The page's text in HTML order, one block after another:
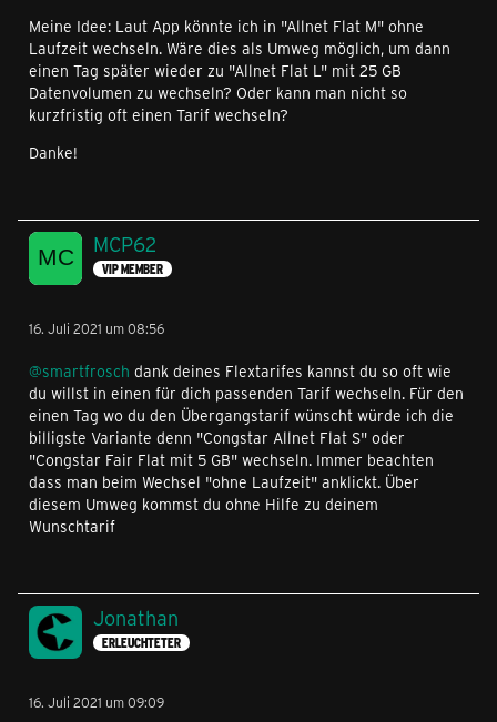
Meine Idee: Laut App könnte ich in "Allnet Flat M" ohne
Laufzeit wechseln. Wäre dies als Umweg möglich, um dann
einen Tag später wieder zu "Allnet Flat L" mit 25 GB
Datenvolumen zu wechseln? Oder kann man nicht so
kurzfristig oft einen Tarif wechseln?
Danke!
MCP62
VIP MEMBER
16. Juli 2021 um 08:56
@smartfrosch dank deines Flextarifes kannst du so oft wie
du willst in einen für dich passenden Tarif wechseln. Für den
einen Tag wo du den Übergangstarif wünscht würde ich die
billigste Variante denn "Congstar Allnet Flat S" oder
"Congstar Fair Flat mit 5 GB" wechseln. Immer beachten
dass man beim Wechsel "ohne Laufzeit" anklickt. Über
diesem Umweg kommst du ohne Hilfe zu deinem
Wunschtarif
Jonathan
ERLEUCHTETER
16. Juli 2021 um 09:09